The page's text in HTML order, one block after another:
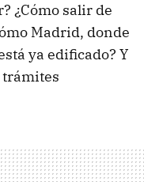
¿Cómo salir de
Madrid, donde
ya edificado? Y
trámites